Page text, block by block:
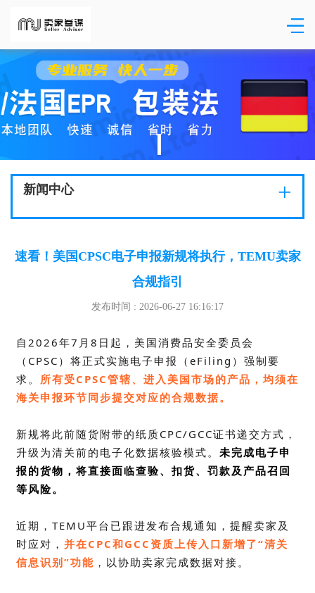
新闻中心 +
速看！美国CPSC电子申报新规将执行，TEMU卖家
合规指引
发布时间 : 2026-06-27 16:16:17
自 2026年7月8日 起，美国消费品安全委员会
（CPSC）将正式实施电子申报（eFiling）强制要
求。 所有受CPSC管辖、进入美国市场的产品，均须在
海关申报环节同步提交对应的合规数据。
新规将此前随货附带的纸质CPC/GCC证书递交方式，
升级为清关前的电子化数据核验模式。 未完成电子申
报的货物，将直接面临查验、扣货、罚款及产品召回
等风险。
近期， TEMU平台已跟进发布合规通知，提醒卖家及
时应对， 并在CPC和GCC资质上传入口新增了“清关
信息识别”功能 ，以协助卖家完成数据对接。